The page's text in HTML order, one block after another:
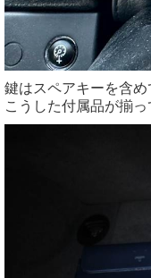
鍵はスペアキーを含
こうした付属品が揃